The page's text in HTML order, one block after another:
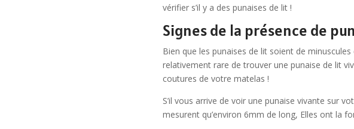
vérifier s’il y a des punaises de lit !
Signes de la présence de
Bien que les punaises de lit soient de
relativement rare de trouver une punaise de lit
coutures de votre matelas !
S’il vous arrive de voir une punaise vivante sur
mesurent qu’environ 6mm de long, Elles ont la